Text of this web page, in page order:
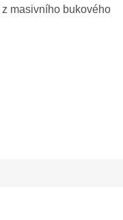
z masivního bukového